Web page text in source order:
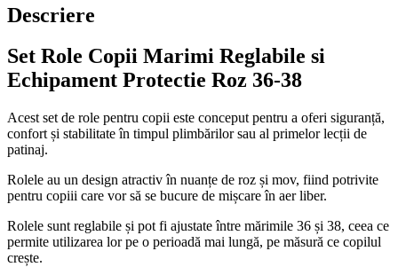
Descriere
Set Role Copii Marimi Reglabile si
Echipament Protectie Roz 36-38
Acest set de role pentru copii este conceput pentru a oferi siguranță,
confort și stabilitate în timpul plimbărilor sau al primelor lecții de
patinaj.
Rolele au un design atractiv în nuanțe de roz și mov, fiind potrivite
pentru copiii care vor să se bucure de mișcare în aer liber.
Rolele sunt reglabile și pot fi ajustate între mărimile 36 și 38, ceea ce
permite utilizarea lor pe o perioadă mai lungă, pe măsură ce copilul
crește.